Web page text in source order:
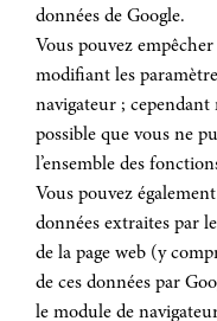
données de Google.
Vous pouvez
modifiant les
navigateur ;
possible que vous ne
l’ensemble des
Vous pouvez
données extraites par
de la page web (y
de ces données par
le module de